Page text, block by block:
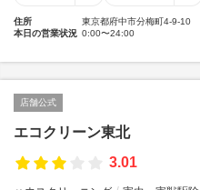
住所
東京都府中市分梅町4-9-10
本日の営業状況 0:00〜24:00
店舗公式
エコクリーン東北
3.01